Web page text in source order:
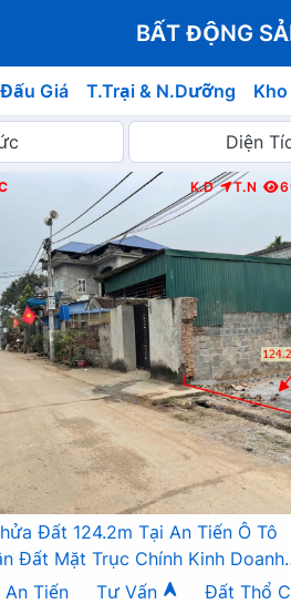
BẤT ĐỘNG
Giá T.Trại & N.Dưỡng
K.D T.N
Đất 124.2m Tại An Tiến Ô Tô
Đất Mặt Trục Chính Kinh Doanh
Hơn 2 Tỷ
An Tiến Tư Vấn
Đất Thổ